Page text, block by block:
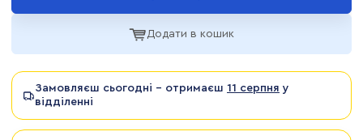
Додати в кошик
Замовляєш сьогодні - отримаєш 11 серпня у
відділенні